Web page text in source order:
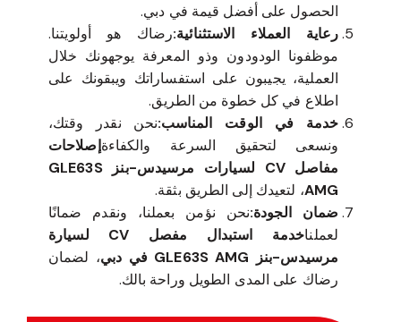
الحصول على أفضل قيمة في دبي.
رعاية العملاء الاستثنائية:رضاك هو أولويتنا.
موظفونا الودودون وذو المعرفة يوجهونك خلال
العملية، يجيبون على استفساراتك ويبقونك على
اطلاع في كل خطوة من الطريق.
خدمة في الوقت المناسب:نحن نقدر وقتك،
ونسعى لتحقيق السرعة والكفاءةإصلاحات
مفاصل CV لسيارات مرسيدس-بنز GLE63S
AMG، لتعيدك إلى الطريق بثقة.
ضمان الجودة:نحن نؤمن بعملنا، ونقدم ضمانًا
لعملنا
خدمة استبدال مفصل CV لسيارة
مرسيدس-بنز GLE63S AMG في دبي
، لضمان
رضاك على المدى الطويل وراحة بالك.